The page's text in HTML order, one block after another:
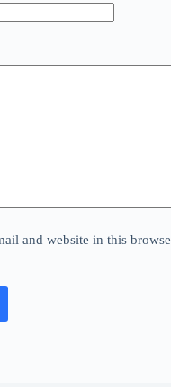
and website in this